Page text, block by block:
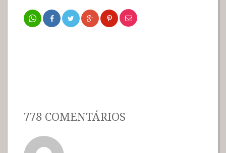
778 COMENTÁRIOS